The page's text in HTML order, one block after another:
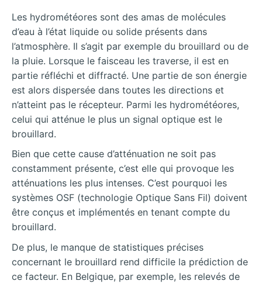
Les hydrométéores sont des amas de molécules
d’eau à l’état liquide ou solide présents dans
l’atmosphère. Il s’agit par exemple du brouillard ou de
la pluie. Lorsque le faisceau les traverse, il est en
partie réfléchi et diffracté. Une partie de son énergie
est alors dispersée dans toutes les directions et
n’atteint pas le récepteur. Parmi les hydrométéores,
celui qui atténue le plus un signal optique est le
brouillard.
Bien que cette cause d’atténuation ne soit pas
constamment présente, c’est elle qui provoque les
atténuations les plus intenses. C’est pourquoi les
systèmes OSF (technologie Optique Sans Fil) doivent
être conçus et implémentés en tenant compte du
brouillard.
De plus, le manque de statistiques précises
concernant le brouillard rend difficile la prédiction de
ce facteur. En Belgique, par exemple, les relevés de